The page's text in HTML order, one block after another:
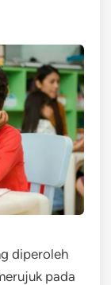
diperoleh
pada